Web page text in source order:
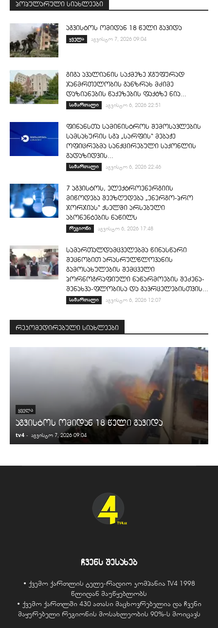
პოპულარული სიახლეები
აგვისტოს ომიდან 18 წელი გავიდა
ყველა აგვისტო 7, 2026 09:04
გიგა ავალიანის საქმეზე ჯგუფურად
ჯანმრთელობის განზრახ მძიმე
დაზიანების წაქეზების ფაქტზე ნია...
სამართალი აგვისტო 6, 2026 22:51
ფინანსთა სამინისტროს შემოსავლების
სამსახურის სგპ „სარფის“ მებაჟე
ოფიცრებმა სანქცირებული საქონლის
გადაზიდვის...
სამართალი აგვისტო 6, 2026 22:46
7 აგვისტოს, ელექტროენერგიის
მიწოდება შეეზღუდება „ენერგო-პრო
ჯორჯიას“ ქსელში არსებული
აბონენტების ნაწილს
რეგიონი აგვისტო 6, 2026 17:48
სამართალდამცველებმა წინასწარი
შეცნობით არასრულწლოვანის
გამოსახულების შემცველი
პორნოგრაფიული ნაწარმოების შეძენა-
შენახვა-ფლობისა და გავრცელებისთვის...
სამართალი აგვისტო 6, 2026 12:07
რეკომედირებული სიახლეები
ᲧᲕᲔᲚᲐ
აგვისტოს ომიდან 18 წელი გავიდა
tv4 - აგვისტო 7, 2026 09:04
ჩვენს შესახებ
• ქვემო ქართლის ტელე-რადიო კომპანია TV4 1998
წლიდან მაუწყებლობს
• ქვემო ქართლში 430 ათასი მაცხოვრებელია და ჩვენი
მაყურებელი რეგიონის მოსახლეობის 90%-ს მოიცავს